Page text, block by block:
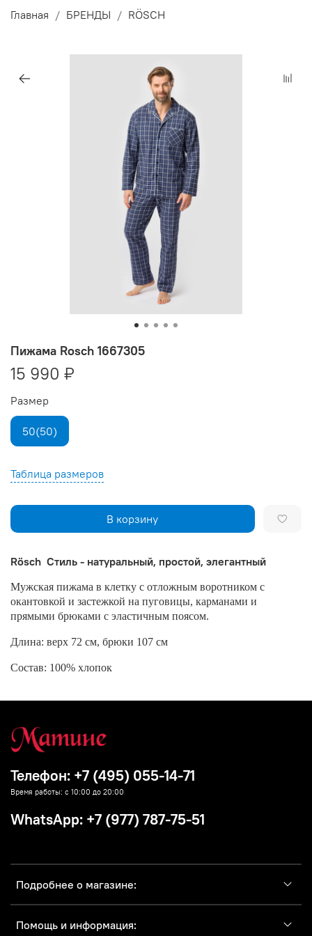
Главная БРЕНДЫ RÖSCH
Пижама Rosch 1667305
15 990 ₽
Таблица размеров
В корзину
Размер
50(50)
Rösch Стиль - натуральный, простой, элегантный
Мужская пижама в клетку с отложным воротником с
окантовкой и застежкой на пуговицы, карманами и
прямыми брюками с эластичным поясом.
Длина: верх 72 см, брюки 107 см
Состав: 100% хлопок
Подробнее о магазине:
Помощь и информация:
Телефон: +7 (495) 055-14-71
Время работы: с 10:00 до 20:00
WhatsApp: +7 (977) 787-75-51